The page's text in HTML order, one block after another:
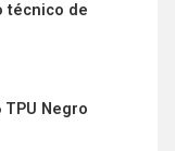
técnico de
TPU Negro